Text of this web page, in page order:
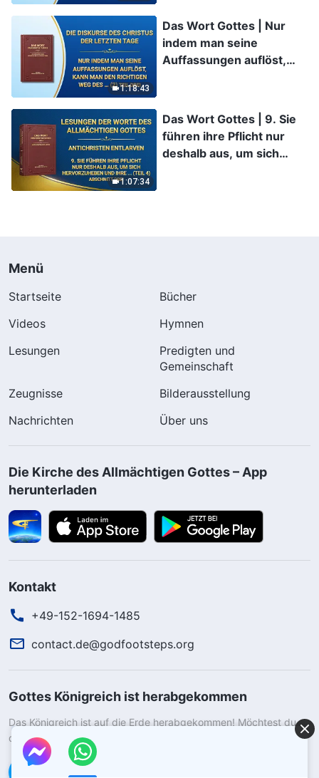
1:18:43
Das Wort Gottes | Nur
indem man seine
Auffassungen auflöst,
Gott einschlagen (2) (Teil
Drei)
1:07:34
Das Wort Gottes | 9. Sie
führen ihre Pflicht nur
deshalb aus, um sich
Interessen sogar und
persönlichen Ruhm ein
Menü
Startseite
Bücher
Videos
Hymnen
Lesungen
Predigten und
Gemeinschaft
Zeugnisse
Bilderausstellung
Nachrichten
Über uns
Die Kirche des Allmächtigen Gottes – App
herunterladen
Kontakt
+49-152-1694-1485
contact.de@godfootsteps.org
Gottes Königreich ist herabgekommen
Das Königreich ist auf die Erde herabgekommen! Möchtest du
das Königreich Gottes betreten?
Kontaktiere uns über WhatsApp